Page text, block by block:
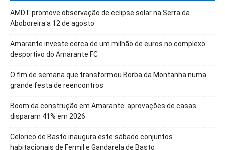
AMDT promove observação de eclipse solar na Serra da
Aboboreira a 12 de agosto
Amarante investe cerca de um milhão de euros no complexo
desportivo do Amarante FC
O fim de semana que transformou Borba da Montanha numa
grande festa de reencontros
Boom da construção em Amarante: aprovações de casas
disparam 41% em 2026
Celorico de Basto inaugura este sábado conjuntos
habitacionais de Fermil e Gandarela de Basto